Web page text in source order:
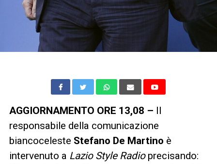
AGGIORNAMENTO ORE 13,08 – Il
responsabile della comunicazione
biancoceleste Stefano De Martino è
intervenuto a Lazio Style Radioprecisando: